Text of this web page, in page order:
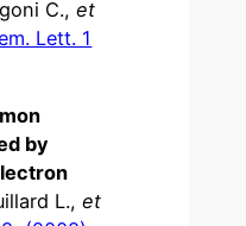
C.,et
Lett. 1
by
L.,et